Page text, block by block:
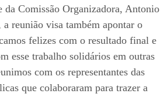
da Comissão Organizadora, Antonio
reunião visa também apontar o
felizes com o resultado final e
esse trabalho solidários em outras
com os representantes das
que colaboraram para trazer a